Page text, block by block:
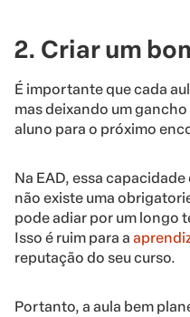
2. Criar um
É importante que cada
mas deixando um
aluno para o próximo
Na EAD, essa
não existe uma
pode adiar por um longo
Isso é ruim para a
reputação do seu curso.
Portanto, a aula bem